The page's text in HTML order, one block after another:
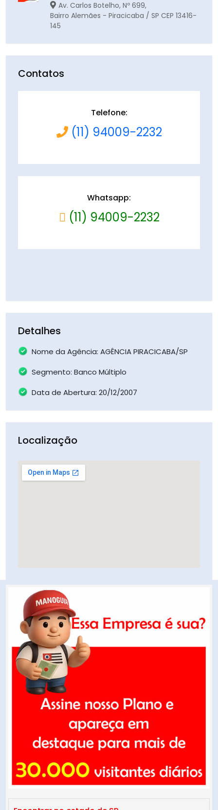
Av. Carlos Botelho, Nº 699,
Bairro Alemães - Piracicaba / SP CEP 13416-
145
Contatos
Telefone:
(11) 94009-2232
Whatsapp:
(11) 94009-2232
Detalhes
Nome da Agência: AGÊNCIA PIRACICABA/SP
Segmento: Banco Múltiplo
Data de Abertura: 20/12/2007
Localização